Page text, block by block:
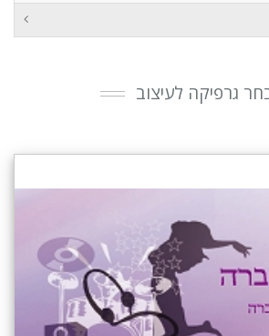
גרפיקה לעיצוב